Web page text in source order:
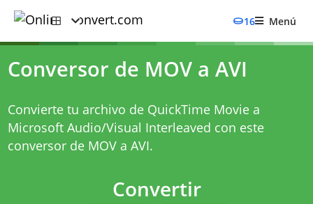
16 Menú
Conversor de MOV a AVI
Convierte tu archivo de QuickTime Movie a
Microsoft Audio/Visual Interleaved con este
conversor de MOV a AVI.
Convertir